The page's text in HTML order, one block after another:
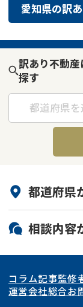
愛知県の訳
訳あり不動
探す
都道府県
都道府県
北海道・東北
北海道
岩手県
関東
東京都
東海
相談内容
再建築不可
コラム記事監修
運営会社総合お